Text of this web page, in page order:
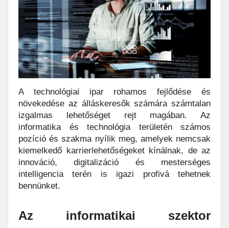
A technológiai ipar rohamos fejlődése és
növekedése az álláskeresők számára számtalan
izgalmas lehetőséget rejt magában. Az
informatika és technológia területén számos
pozíció és szakma nyílik meg, amelyek nemcsak
kiemelkedő karrierlehetőségeket kínálnak, de az
innováció, digitalizáció és mesterséges
intelligencia terén is igazi profivá tehetnek
bennünket.
Az informatikai szektor